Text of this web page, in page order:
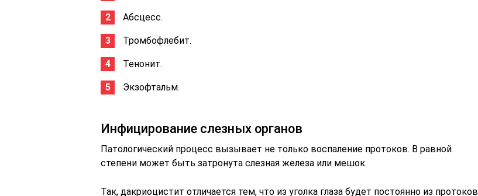
Абсцесс.
Тромбофлебит.
Тенонит.
Экзофтальм.
Инфицирование слезных органов
Патологический процесс вызывает не только воспаление протоков. В равной
степени может быть затронута слезная железа или мешок.
Так, дакриоцистит отличается тем, что из уголка глаза будет постоянно из протоков